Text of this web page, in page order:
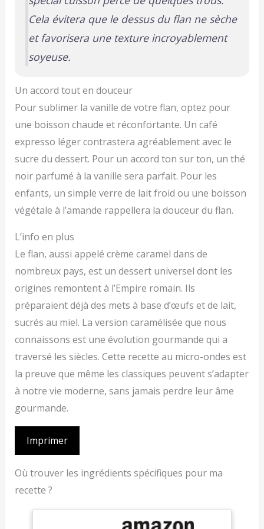
Cela évitera que le dessus du flan ne sèche
et favorisera une texture incroyablement
soyeuse.
Un accord tout en douceur
Pour sublimer la vanille de votre flan, optez pour
une boisson chaude et réconfortante. Un café
expresso léger contrastera agréablement avec le
sucre du dessert. Pour un accord ton sur ton, un thé
noir parfumé à la vanille sera parfait. Pour les
enfants, un simple verre de lait froid ou une boisson
végétale à l’amande rappellera la douceur du flan.
L’info en plus
Le flan, aussi appelé crème caramel dans de
nombreux pays, est un dessert universel dont les
origines remontent à l’Empire romain. Ils
préparaient déjà des mets à base d’œufs et de lait,
sucrés au miel. La version caramélisée que nous
connaissons est une évolution gourmande qui a
traversé les siècles. Cette recette au micro-ondes est
la preuve que même les classiques peuvent s’adapter
à notre vie moderne, sans jamais perdre leur âme
gourmande.
Imprimer
Où trouver les ingrédients spécifiques pour ma
recette ?